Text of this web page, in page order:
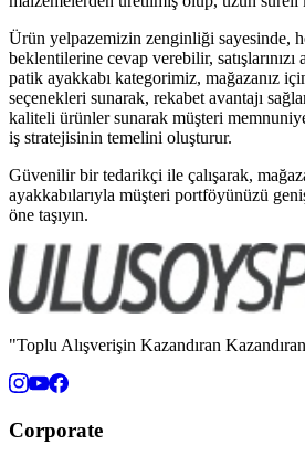
Ürün yelpazemizin zenginliği sayesinde,
beklentilerine cevap verebilir,
patik ayakkabı kategorimiz, mağazanız
seçenekleri sunarak, rekabet avantajı
kaliteli ürünler sunarak müşteri
iş stratejisinin temelini oluşturur.
Güvenilir bir tedarikçi ile çalışarak,
ayakkabılarıyla müşteri portföyünüzü
öne taşıyın.
"Toplu Alışverişin Kazandıran
Corporate